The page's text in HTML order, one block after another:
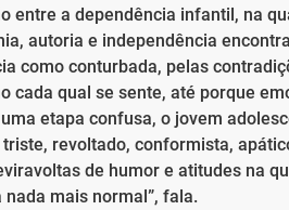
entre a dependência infantil, na
autoria e independência
como conturbada, pelas
cada qual se sente, até porque
etapa confusa, o jovem
revoltado, conformista,
de humor e atitudes na
nada mais normal”, fala.